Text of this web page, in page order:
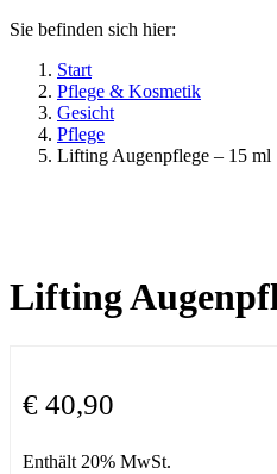
Sie befinden sich hier:
Start
Pflege & Kosmetik
Gesicht
Pflege
Lifting Augenpflege – 15 ml
Lifting
€ 40,90
Enthält 20% MwSt.